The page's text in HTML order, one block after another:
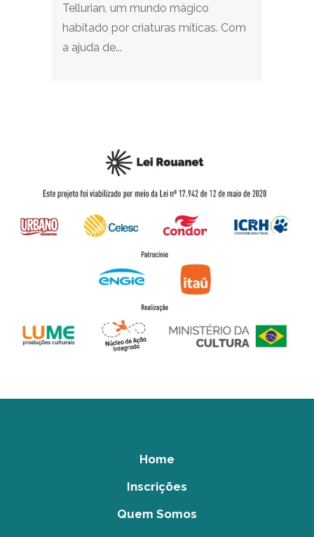
Tellurian, um mundo mágico
habitado por criaturas míticas. Com
a ajuda de...
Home
Inscrições
Quem Somos